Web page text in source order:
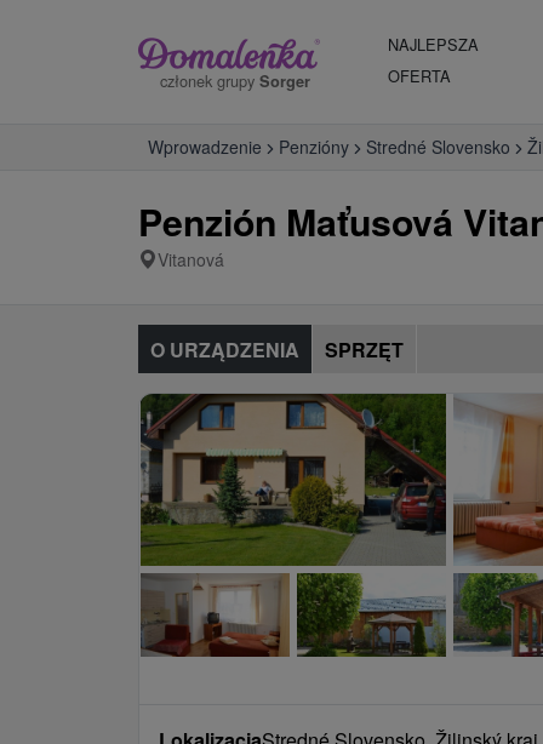
członek grupy Sorger
NAJLEPSZA
OFERTA
Wprowadzenie Penzióny Stredné Slovensko
Penzión Maťusová
Vitanová
O URZĄDZENIA SPRZĘT